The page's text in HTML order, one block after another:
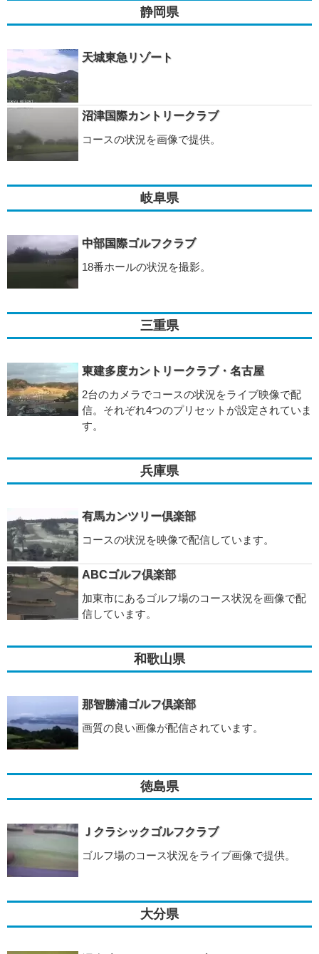
静岡県
天城東急リゾート
沼津国際カントリークラブ
コースの状況を画像で提供。
岐阜県
中部国際ゴルフクラブ
18番ホールの状況を撮影。
三重県
東建多度カントリークラブ・名古屋
2台のカメラでコースの状況をライブ映像で配
信。それぞれ4つのプリセットが設定されていま
す。
兵庫県
有馬カンツリー倶楽部
コースの状況を映像で配信しています。
ABCゴルフ倶楽部
加東市にあるゴルフ場のコース状況を画像で配
信しています。
和歌山県
那智勝浦ゴルフ倶楽部
画質の良い画像が配信されています。
徳島県
Ｊクラシックゴルフクラブ
ゴルフ場のコース状況をライブ画像で提供。
大分県